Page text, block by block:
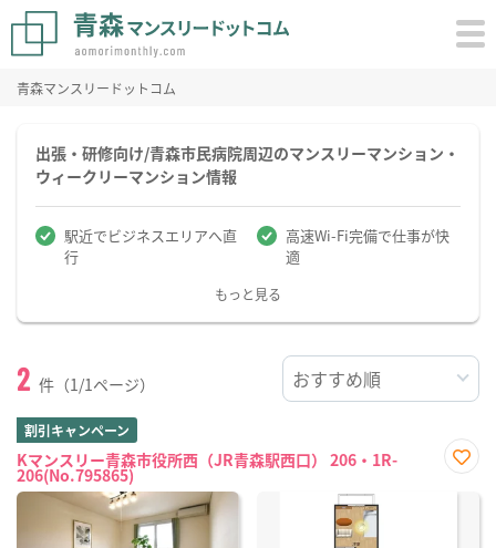
青森マンスリードットコム
出張・研修向け/青森市民病院周辺のマンスリーマンション・
ウィークリーマンション情報
駅近でビジネスエリアへ直
行
高速Wi-Fi完備で仕事が快
適
もっと見る
2 件（1/1ページ）
割引キャンペーン
Kマンスリー青森市役所西（JR青森駅西口） 206・1R-
206(No.795865)
に入